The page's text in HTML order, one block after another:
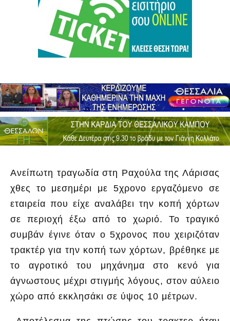
Ανείπωτη τραγωδία στη Ραχούλα της Λάρισας
χθες το μεσημέρι με 5χρονο εργαζόμενο σε
εταιρεία που είχε αναλάβει την κοπή χόρτων
σε περιοχή έξω από το χωριό. Το τραγικό
συμβάν έγινε όταν ο 5χρονος που χειριζόταν
τρακτέρ για την κοπή των χόρτων, βρέθηκε με
το αγροτικό του μηχάνημα στο κενό για
άγνωστους μέχρι στιγμής λόγους, στον αύλειο
χώρο από εκκλησάκι σε ύψος 10 μέτρων.